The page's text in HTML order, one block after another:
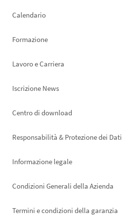
Calendario
Formazione
Lavoro e Carriera
Iscrizione News
Footer
Centro di download
Responsabilità & Protezione dei Dati
Informazione legale
Condizioni Generali della Azienda
Termini e condizioni della garanzia